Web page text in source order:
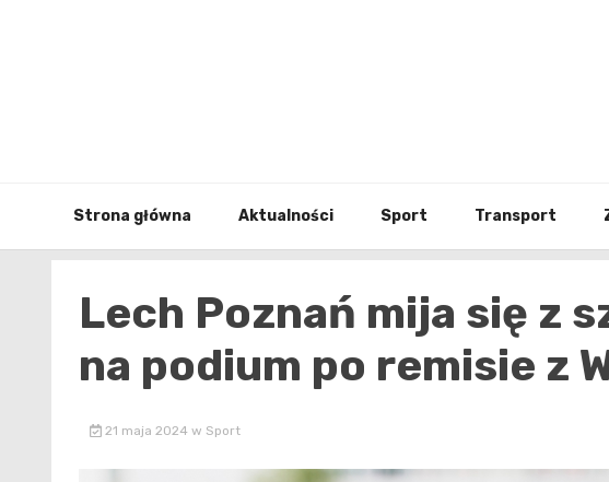
Strona główna Aktualności Sport Transport
Lech Poznań mija się z
na podium po remisie z
21 maja 2024 w Sport